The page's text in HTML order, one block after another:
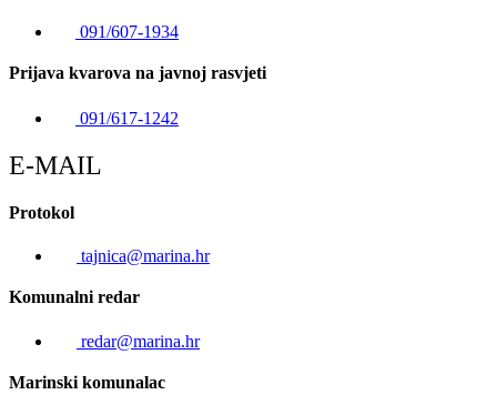
091/607-1934
Prijava kvarova na javnoj rasvjeti
091/617-1242
E-MAIL
Protokol
tajnica@marina.hr
Komunalni redar
redar@marina.hr
Marinski komunalac